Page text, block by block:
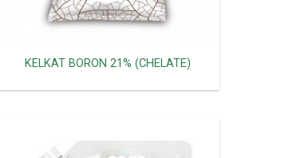
KELKAT BORON 21% (CHELATE)